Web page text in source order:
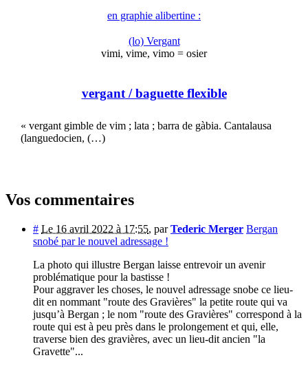
en graphie alibertine :
(lo) Vergant
vimi, vime, vimo = osier
vergant/ baguette flexible
« vergant gimble de vim ; lata ; barra de gàbia. Cantalausa
(languedocien, (…)
Vos commentaires
# Le 16 avril 2022 à 17:55, parTederic Merger Bergan
snobé par le nouvel adressage !
La photo qui illustre Bergan laisse entrevoir un avenir
problématique pour la bastisse !
Pour aggraver les choses, le nouvel adressage snobe ce lieu-
dit en nommant "route des Gravières" la petite route qui va
jusqu’à Bergan ; le nom "route des Gravières" correspond à la
route qui est à peu près dans le prolongement et qui, elle,
traverse bien des gravières, avec un lieu-dit ancien "la
Gravette"...